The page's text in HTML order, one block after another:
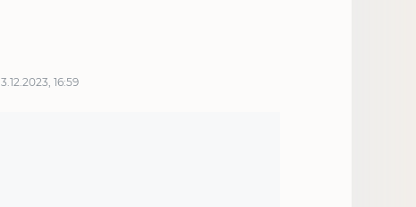
3.12.2023, 16:59